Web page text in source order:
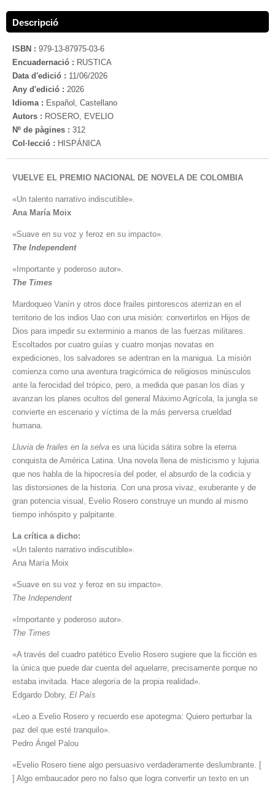
Descripció
ISBN : 979-13-87975-03-6
Encuadernació : RUSTICA
Data d'edició : 11/06/2026
Any d'edició : 2026
Idioma : Español, Castellano
Autors : ROSERO, EVELIO
Nº de pàgines : 312
Col·lecció : HISPÁNICA
VUELVE EL PREMIO NACIONAL DE NOVELA DE COLOMBIA
«Un talento narrativo indiscutible».
Ana María Moix
«Suave en su voz y feroz en su impacto».
The Independent
«Importante y poderoso autor».
The Times
Mardoqueo Vanín y otros doce frailes pintorescos aterrizan en el
territorio de los indios Uao con una misión: convertirlos en Hijos de
Dios para impedir su exterminio a manos de las fuerzas militares.
Escoltados por cuatro guías y cuatro monjas novatas en
expediciones, los salvadores se adentran en la manigua. La misión
comienza como una aventura tragicómica de religiosos minúsculos
ante la ferocidad del trópico, pero, a medida que pasan los días y
avanzan los planes ocultos del general Máximo Agrícola, la jungla se
convierte en escenario y víctima de la más perversa crueldad
humana.
Lluvia de frailes en la selva es una lúcida sátira sobre la eterna
conquista de América Latina. Una novela llena de misticismo y lujuria
que nos habla de la hipocresía del poder, el absurdo de la codicia y
las distorsiones de la historia. Con una prosa vivaz, exuberante y de
gran potencia visual, Evelio Rosero construye un mundo al mismo
tiempo inhóspito y palpitante.
La crítica a dicho:
«Un talento narrativo indiscutible».
Ana María Moix
«Suave en su voz y feroz en su impacto».
The Independent
«Importante y poderoso autor».
The Times
«A través del cuadro patético Evelio Rosero sugiere que la ficción es
la única que puede dar cuenta del aquelarre, precisamente porque no
estaba invitada. Hace alegoría de la propia realidad».
Edgardo Dobry, El País
«Leo a Evelio Rosero y recuerdo ese apotegma: Quiero perturbar la
paz del que esté tranquilo».
Pedro Ángel Palou
«Evelio Rosero tiene algo persuasivo verdaderamente deslumbrante. [
] Algo embaucador pero no falso que logra convertir un texto en un